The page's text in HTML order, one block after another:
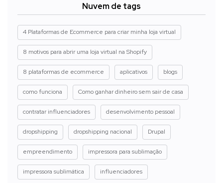
Nuvem de tags
4 Plataformas de Ecommerce para criar minha loja virtual
8 motivos para abrir uma loja virtual na Shopify
8 plataformas de ecommerce aplicativos blogs
como funciona Como ganhar dinheiro sem sair de casa
contratar influenciadores desenvolvimento pessoal
dropshipping dropshipping nacional Drupal
empreendimento impressora para sublimação
impressora sublimática influenciadores